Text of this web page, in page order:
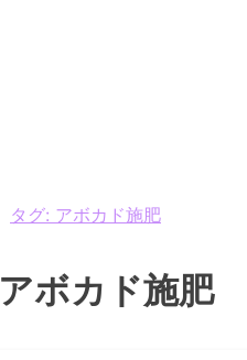
タグ: アボカド施肥
アボカド施肥